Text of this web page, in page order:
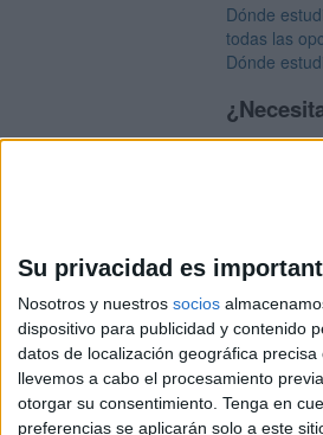
Su privacidad es
Nosotros y nuestros socios
dispositivo para publicidad y contenido
datos de localización geográfica
llevemos a cabo el procesamiento
otorgar su consentimiento. Tenga en
preferencias se aplicarán solo a este
Dónde
todas las
Dónde
>>